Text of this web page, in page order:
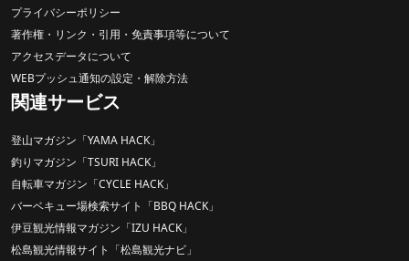
プライバシーポリシー
著作権・リンク・引用・免責事項等について
アクセスデータについて
WEBプッシュ通知の設定・解除方法
関連サービス
登山マガジン「YAMA HACK」
釣りマガジン「TSURI HACK」
自転車マガジン「CYCLE HACK」
バーベキュー場検索サイト「BBQ HACK」
伊豆観光情報マガジン「IZU HACK」
松島観光情報サイト「松島観光ナビ」